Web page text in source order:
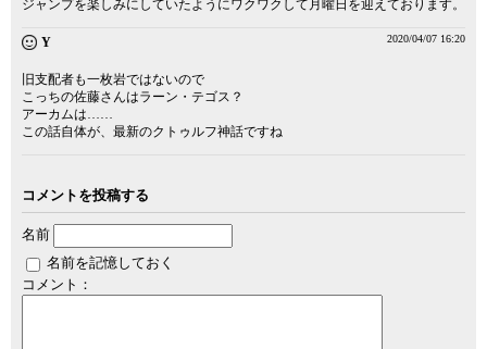
ジャンプを楽しみにしていたようにワクワクして月曜日を迎えております。
Y 2020/04/07 16:20
旧支配者も一枚岩ではないので
こっちの佐藤さんはラーン・テゴス？
アーカムは……
この話自体が、最新のクトゥルフ神話ですね
コメントを投稿する
名前
名前を記憶しておく
コメント：